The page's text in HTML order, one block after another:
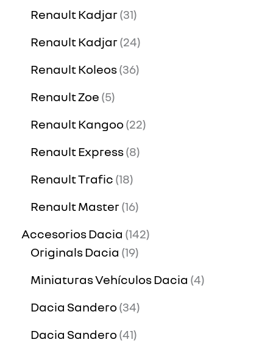
Renault Kadjar 31
Renault Kadjar 24
Renault Koleos 36
Renault Zoe 5
Renault Kangoo 22
Renault Express 8
Renault Trafic 18
Renault Master 16
Accesorios Dacia 142
Originals Dacia 19
Miniaturas Vehículos Dacia 4
Dacia Sandero 34
Dacia Sandero 41